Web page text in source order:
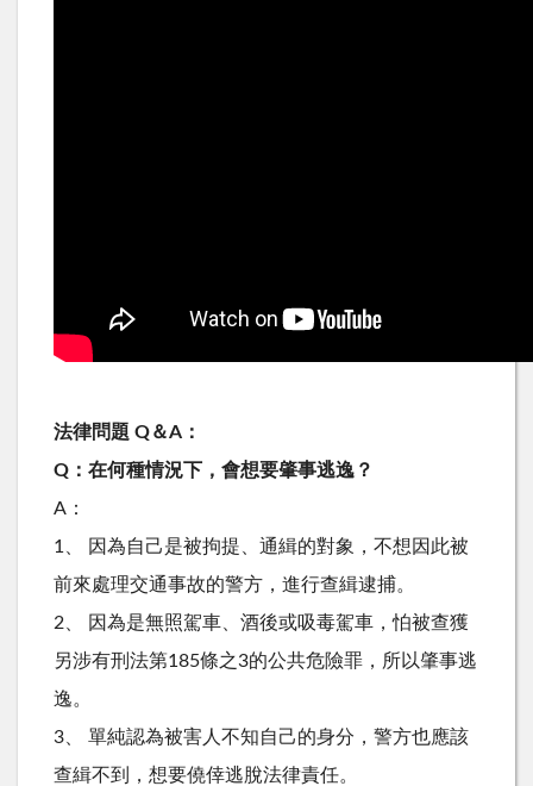
法律問題 Q＆A：
Q：在何種情況下，會想要肇事逃逸？
A：
1、 因為自己是被拘提、通緝的對象，不想因此被
前來處理交通事故的警方，進行查緝逮捕。
2、 因為是無照駕車、酒後或吸毒駕車，怕被查獲
另涉有刑法第185條之3的公共危險罪，所以肇事逃
逸。
3、 單純認為被害人不知自己的身分，警方也應該
查緝不到，想要僥倖逃脫法律責任。